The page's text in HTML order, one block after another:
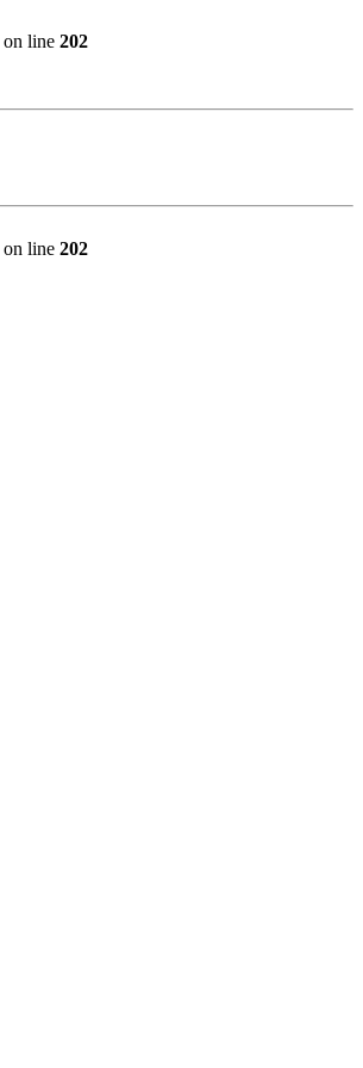
on line 202
on line 202